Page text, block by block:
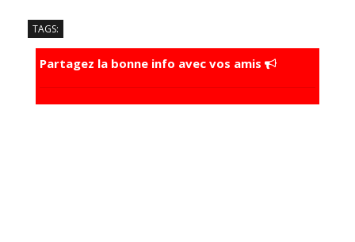
TAGS:
Partagez la bonne info avec vos amis